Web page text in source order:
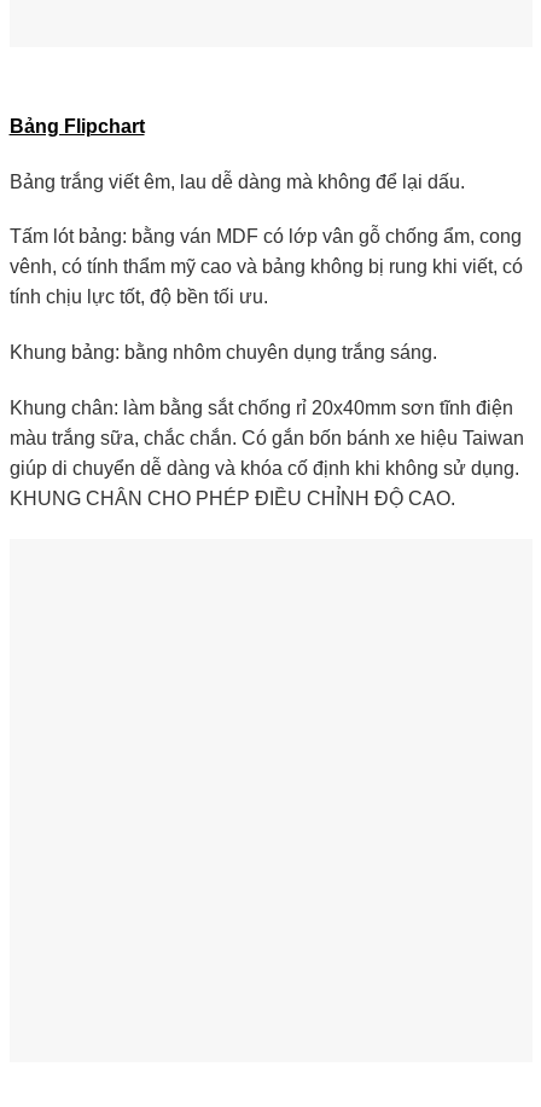
Bảng Flipchart
Bảng trắng viết êm, lau dễ dàng mà không để lại dấu.
Tấm lót bảng: bằng ván MDF có lớp vân gỗ chống ẩm, cong
vênh, có tính thẩm mỹ cao và bảng không bị rung khi viết, có
tính chịu lực tốt, độ bền tối ưu.
Khung bảng: bằng nhôm chuyên dụng trắng sáng.
Khung chân: làm bằng sắt chống rỉ 20x40mm sơn tĩnh điện
màu trắng sữa, chắc chắn. Có gắn bốn bánh xe hiệu Taiwan
giúp di chuyển dễ dàng và khóa cố định khi không sử dụng.
KHUNG CHÂN CHO PHÉP ĐIỀU CHỈNH ĐỘ CAO.